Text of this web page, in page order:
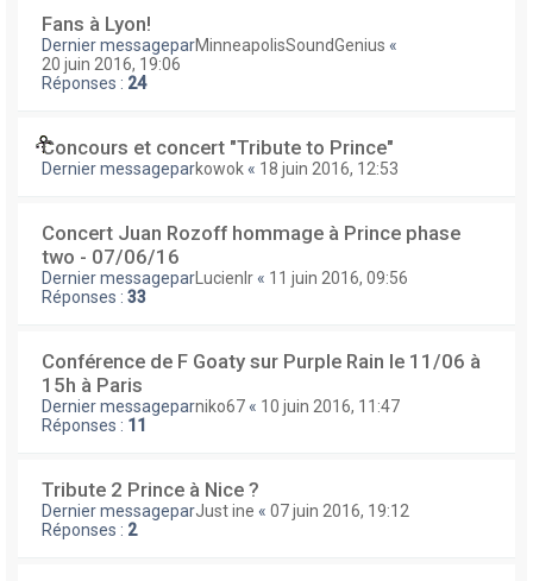
Fans à Lyon!
Dernier messageparMinneapolisSoundGenius «
20 juin 2016, 19:06
Réponses : 24
Concours et concert "Tribute to Prince"
Dernier messageparkowok « 18 juin 2016, 12:53
Concert Juan Rozoff hommage à Prince phase
two - 07/06/16
Dernier messagepar Lucienlr « 11 juin 2016, 09:56
Réponses : 33
Conférence de F Goaty sur Purple Rain le 11/06 à
15h à Paris
Dernier messageparniko67 « 10 juin 2016, 11:47
Réponses : 11
Tribute 2 Prince à Nice ?
Dernier messageparJust ine « 07 juin 2016, 19:12
Réponses : 2